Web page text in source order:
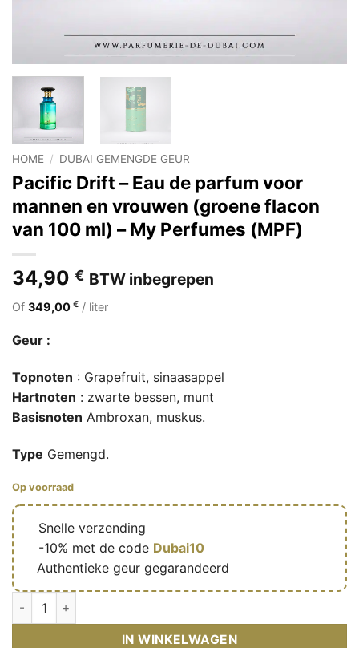
HOME / DUBAI GEMENGDE GEUR
Pacific Drift – Eau de parfum voor
mannen en vrouwen (groene flacon
van 100 ml) – My Perfumes (MPF)
34,90 € BTW inbegrepen
Of 349,00 € / liter
Geur :
Topnoten : Grapefruit, sinaasappel
Hartnoten : zwarte bessen, munt
Basisnoten Ambroxan, muskus.
Type Gemengd.
Op voorraad
Snelle verzending
-10% met de code Dubai10
Authentieke geur gegarandeerd
Pacific Drift – Eau de parfum mixte (flacon vert 100 ml) – My
IN WINKELWAGEN